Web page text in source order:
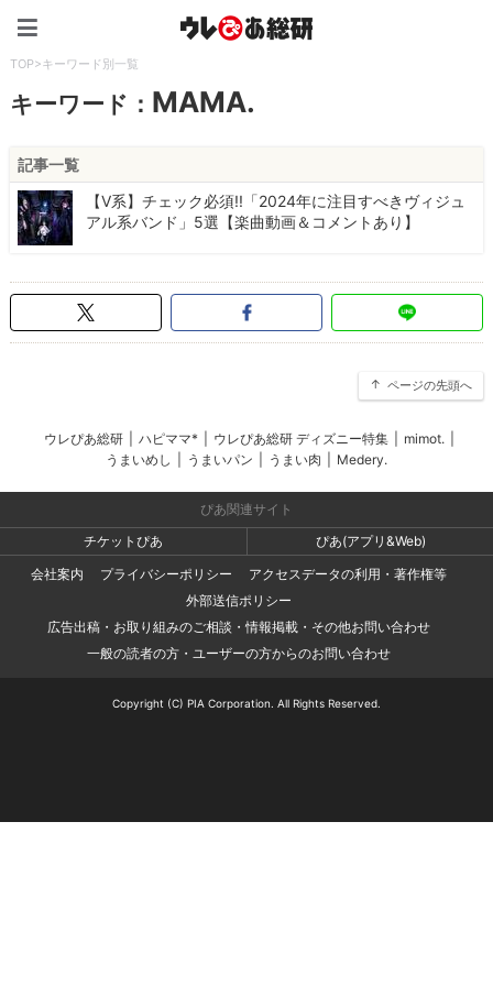
TOP>キーワード別一覧
キーワード： MAMA.
記事一覧
【V系】チェック必須!!「2024年に注目すべきヴィジュ
アル系バンド」5選【楽曲動画＆コメントあり】
ページの先頭へ
ウレぴあ総研 ハピママ* ウレぴあ総研 ディズニー特集 mimot.
うまいめし
うまいパン うまい肉 Medery.
ぴあ関連サイト
チケットぴあ
ぴあ(アプリ&Web)
会社案内
プライバシーポリシー
アクセスデータの利用・著作権等
外部送信ポリシー
広告出稿・お取り組みのご相談・情報掲載・その他お問い合わせ
一般の読者の方・ユーザーの方からのお問い合わせ
Copyright (C) PIA Corporation. All Rights Reserved.